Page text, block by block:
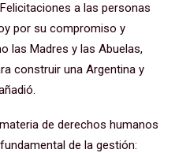
a las personas
por su compromiso y
las Madres y las Abuelas,
construir una Argentina y
de derechos humanos
de la gestión: